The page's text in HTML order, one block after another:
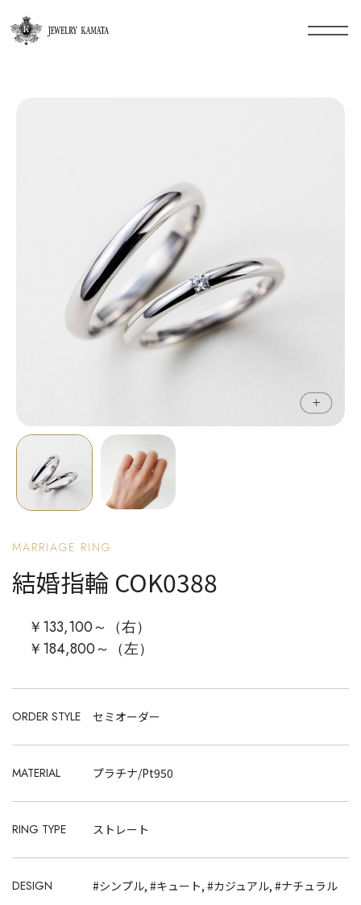
MARRIAGE RING
結婚指輪 COK0388
￥133,100～（右）
￥184,800～（左）
ORDER STYLE セミオーダー
MATERIAL プラチナ/Pt950
RING TYPE ストレート
DESIGN #シンプル, #キュート, #カジュアル, #ナチュラル